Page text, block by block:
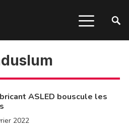
ASLED bouscule les
2022